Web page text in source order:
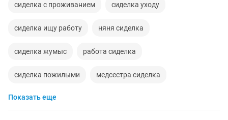
сиделка с проживанием сиделка уходу
сиделка ищу работу няня сиделка
сиделка жумыс работа сиделка
сиделка пожилыми медсестра сиделка
сиделка для женщины
Показать еще